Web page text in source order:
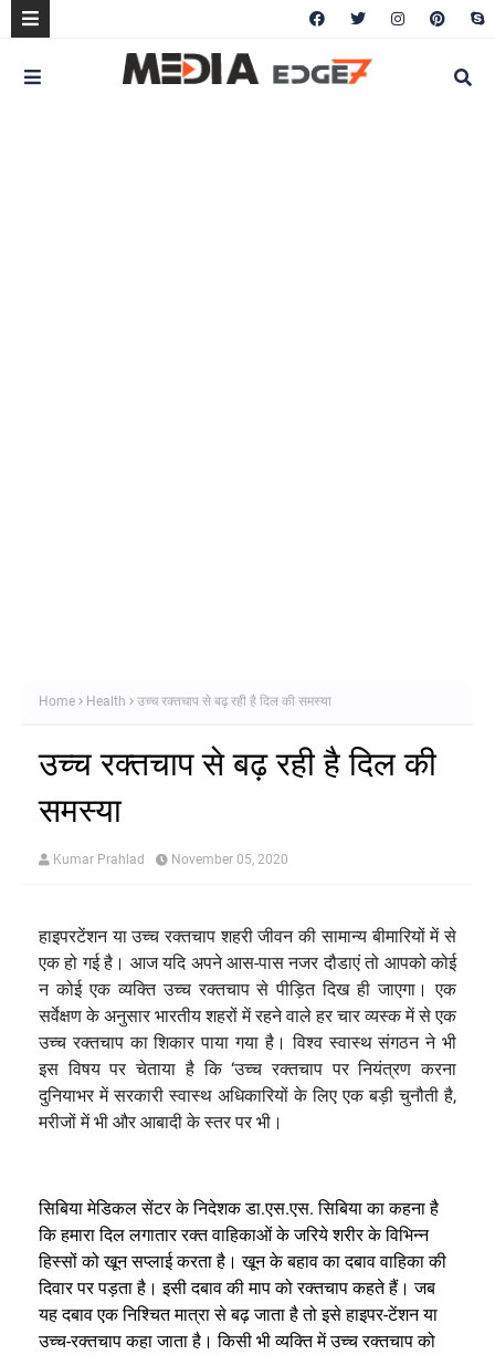
Home Health उच्च रक्तचाप से बढ़ रही है दिल की समस्या
उच्च रक्तचाप से बढ़ रही है दिल की
समस्या
Kumar Prahlad November 05, 2020
हाइपरटेंशन या उच्च रक्तचाप शहरी जीवन की सामान्य बीमारियों में से
एक हो गई है। आज यदि अपने आस-पास नजर दौडाएं तो आपको कोई
न कोई एक व्यक्ति उच्च रक्तचाप से पीड़ित दिख ही जाएगा। एक
सर्वेक्षण के अनुसार भारतीय शहरों में रहने वाले हर चार व्यस्क में से एक
उच्च रक्तचाप का शिकार पाया गया है। विश्व स्वास्थ संगठन ने भी
इस विषय पर चेताया है कि ‘उच्च रक्तचाप पर नियंत्रण करना
दुनियाभर में सरकारी स्वास्थ अधिकारियों के लिए एक बड़ी चुनौती है,
मरीजों में भी और आबादी के स्तर पर भी।
सिबिया मेडिकल सेंटर के निदेशक डा.एस.एस. सिबिया का कहना है
कि हमारा दिल लगातार रक्त वाहिकाओं के जरिये शरीर के विभिन्न
हिस्सों को खून सप्लाई करता है। खून के बहाव का दबाव वाहिका की
दिवार पर पड़ता है। इसी दबाव की माप को रक्तचाप कहते हैं। जब
यह दबाव एक निश्चित मात्रा से बढ़ जाता है तो इसे हाइपर-टेंशन या
उच्च-रक्तचाप कहा जाता है। किसी भी व्यक्ति में उच्च रक्तचाप को